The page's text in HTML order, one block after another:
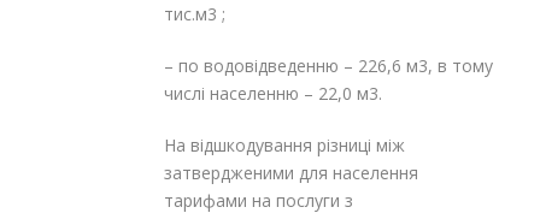
тис.м3 ;
– по водовідведенню – 226,6 м3, в тому
числі населенню – 22,0 м3.
На відшкодування різниці між
затвердженими для населення
тарифами на послуги з